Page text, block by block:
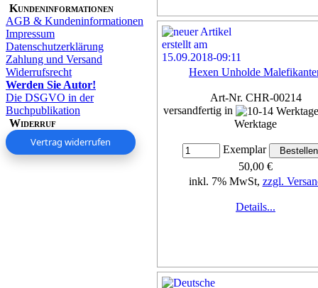
Kundeninformationen
AGB & Kundeninformationen
Impressum
Datenschutzerklärung
Zahlung und Versand
Widerrufsrecht
Werden Sie Autor!
Die DSGVO in der
Buchpublikation
Widerruf
Vertrag widerrufen
Hexen Unholde
Art-Nr. CHR-00214
versandfertig in
Werktage
Exemplar
50,00 €
inkl. 7% MwSt, zzgl.
Details...